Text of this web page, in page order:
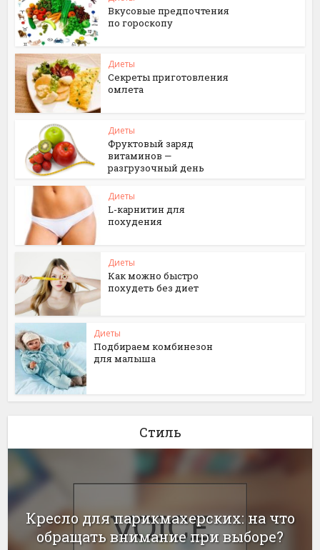
Вкусовые предпочтения
по гороскопу
Диеты
Секреты приготовления
омлета
Диеты
Фруктовый заряд
витаминов —
разгрузочный день
Диеты
L-карнитин для
похудения
Диеты
Как можно быстро
похудеть без диет
Диеты
Подбираем комбинезон
для малыша
Стиль
Кресло для парикмахерских: на что
обращать внимание при выборе?